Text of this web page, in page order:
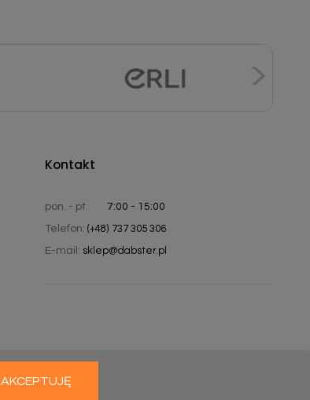
AKCEPTUJĘ
Kontakt
pon. - pt.
7:00 - 15:00
Telefon: (+48) 737 305 306
E-mail: sklep@dabster.pl